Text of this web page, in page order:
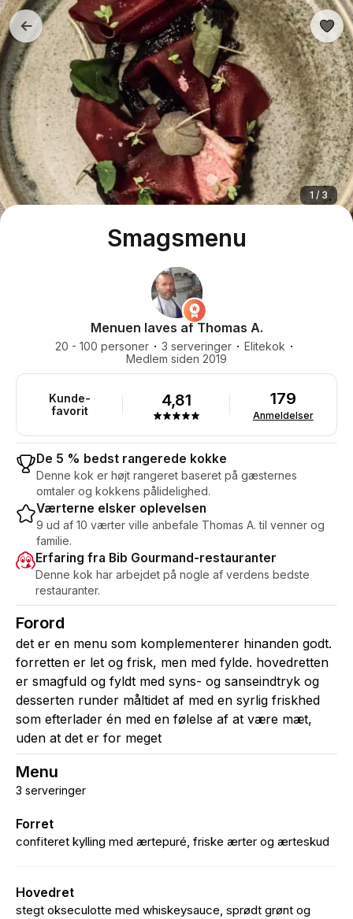
Smagsmenu
1 / 3
Menuen laves af Thomas A.
20 - 100 personer 3 serveringer
Elitekok
Medlem siden 2019
Kunde-
favorit
4,81 179
Anmeldelser
De 5 % bedst rangerede kokke
Denne kok er højt rangeret baseret på gæsternes
omtaler og kokkens pålidelighed.
Værterne elsker oplevelsen
9 ud af 10 værter ville anbefale Thomas A. til venner og
familie.
Erfaring fra Bib Gourmand-restauranter
Denne kok har arbejdet på nogle af verdens bedste
restauranter.
Forord
det er en menu som komplementerer hinanden godt.
forretten er let og frisk, men med fylde. hovedretten
er smagfuld og fyldt med syns- og sanseindtryk og
desserten runder måltidet af med en syrlig friskhed
som efterlader én med en følelse af at være mæt,
uden at det er for meget
Menu
3 serveringer
Forret
confiteret kylling med ærtepuré, friske ærter og ærteskud
Hovedret
stegt okseculotte med whiskeysauce, sprødt grønt og